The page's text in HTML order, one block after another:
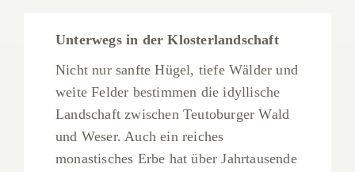
Unterwegs in der Klosterlandschaft
Nicht nur sanfte Hügel, tiefe Wälder und
weite Felder bestimmen die idyllische
Landschaft zwischen Teutoburger Wald
und Weser. Auch ein reiches
monastisches Erbe hat über Jahrtausende